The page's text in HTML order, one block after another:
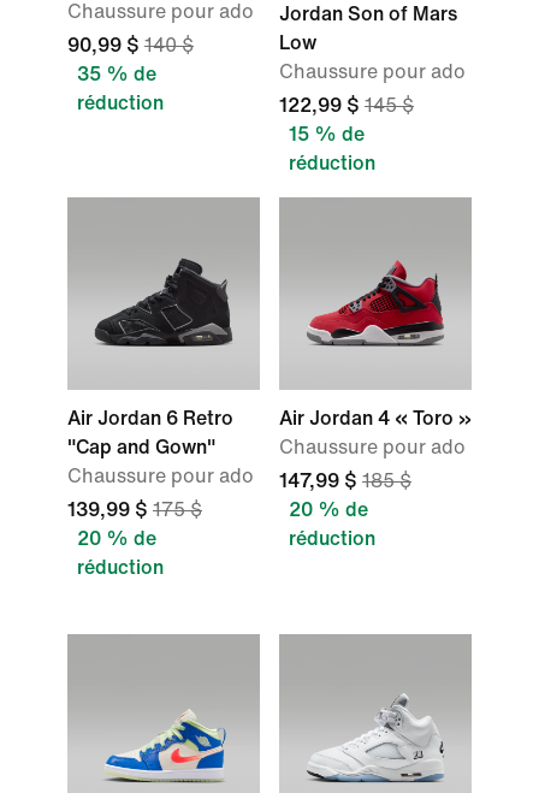
Chaussure pour ado
90,99 $ 140 $
35 % de
réduction
Jordan Son of Mars
Low
Chaussure pour ado
122,99 $ 145 $
15 % de
réduction
Air Jordan 6 Retro
"Cap and Gown"
Chaussure pour ado
139,99 $ 175 $
20 % de
réduction
Air Jordan 4 « Toro »
Chaussure pour ado
147,99 $ 185 $
20 % de
réduction